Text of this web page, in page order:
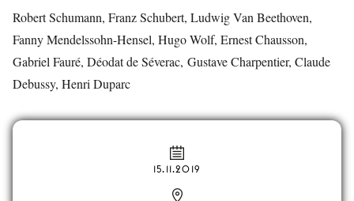
Robert Schumann, Franz Schubert, Ludwig Van Beethoven,
Fanny Mendelssohn-Hensel, Hugo Wolf, Ernest Chausson,
Gabriel Fauré, Déodat de Séverac, Gustave Charpentier, Claude
Debussy, Henri Duparc
15.11.2019